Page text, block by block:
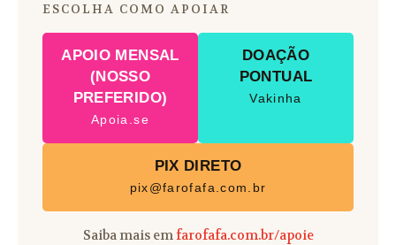
ESCOLHA COMO APOIAR
APOIO MENSAL
(NOSSO
PREFERIDO)
Apoia.se
DOAÇÃO
PONTUAL
Vakinha
PIX DIRETO
pix@farofafa.com.br
Saiba mais emfarofafa.com.br/apoie